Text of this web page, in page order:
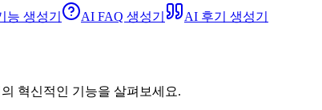
능 생성기 AI FAQ 생성기 AI 후기 생성기
혁신적인 기능을 살펴보세요.